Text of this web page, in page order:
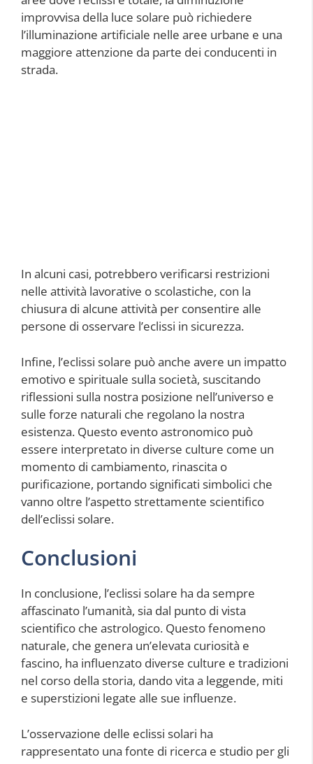
improvvisa della luce solare può richiedere
l’illuminazione artificiale nelle aree urbane e una
maggiore attenzione da parte dei conducenti in
strada.
In alcuni casi, potrebbero verificarsi restrizioni
nelle attività lavorative o scolastiche, con la
chiusura di alcune attività per consentire alle
persone di osservare l’eclissi in sicurezza.
Infine, l’eclissi solare può anche avere un impatto
emotivo e spirituale sulla società, suscitando
riflessioni sulla nostra posizione nell’universo e
sulle forze naturali che regolano la nostra
esistenza. Questo evento astronomico può
essere interpretato in diverse culture come un
momento di cambiamento, rinascita o
purificazione, portando significati simbolici che
vanno oltre l’aspetto strettamente scientifico
dell’eclissi solare.
Conclusioni
In conclusione, l’eclissi solare ha da sempre
affascinato l’umanità, sia dal punto di vista
scientifico che astrologico. Questo fenomeno
naturale, che genera un’elevata curiosità e
fascino, ha influenzato diverse culture e tradizioni
nel corso della storia, dando vita a leggende, miti
e superstizioni legate alle sue influenze.
L’osservazione delle eclissi solari ha
rappresentato una fonte di ricerca e studio per gli